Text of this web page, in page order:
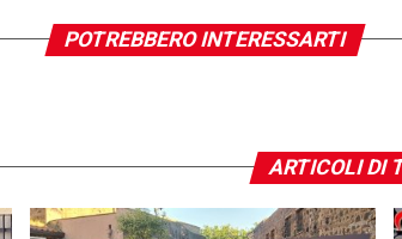
POTREBBERO INTERESSARTI
ARTICOLI DI